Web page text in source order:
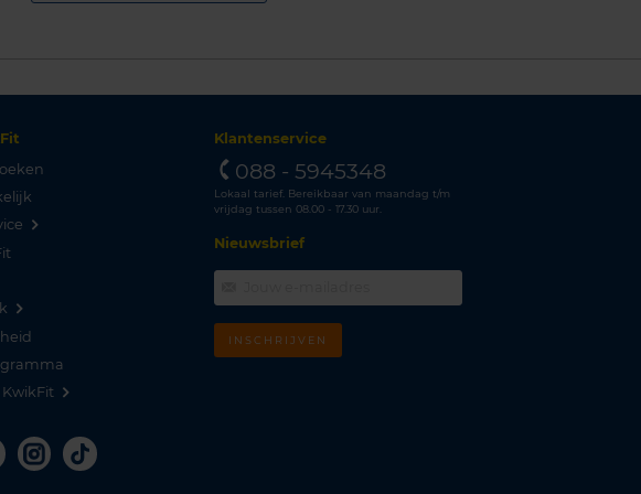
Instagram
Tiktok
Klantenservice
088 - 5945348
Lokaal tarief. Bereikbaar van maandag t/m
vrijdag tussen 08.00 - 17.30 uur.
Nieuwsbrief
INSCHRIJVEN